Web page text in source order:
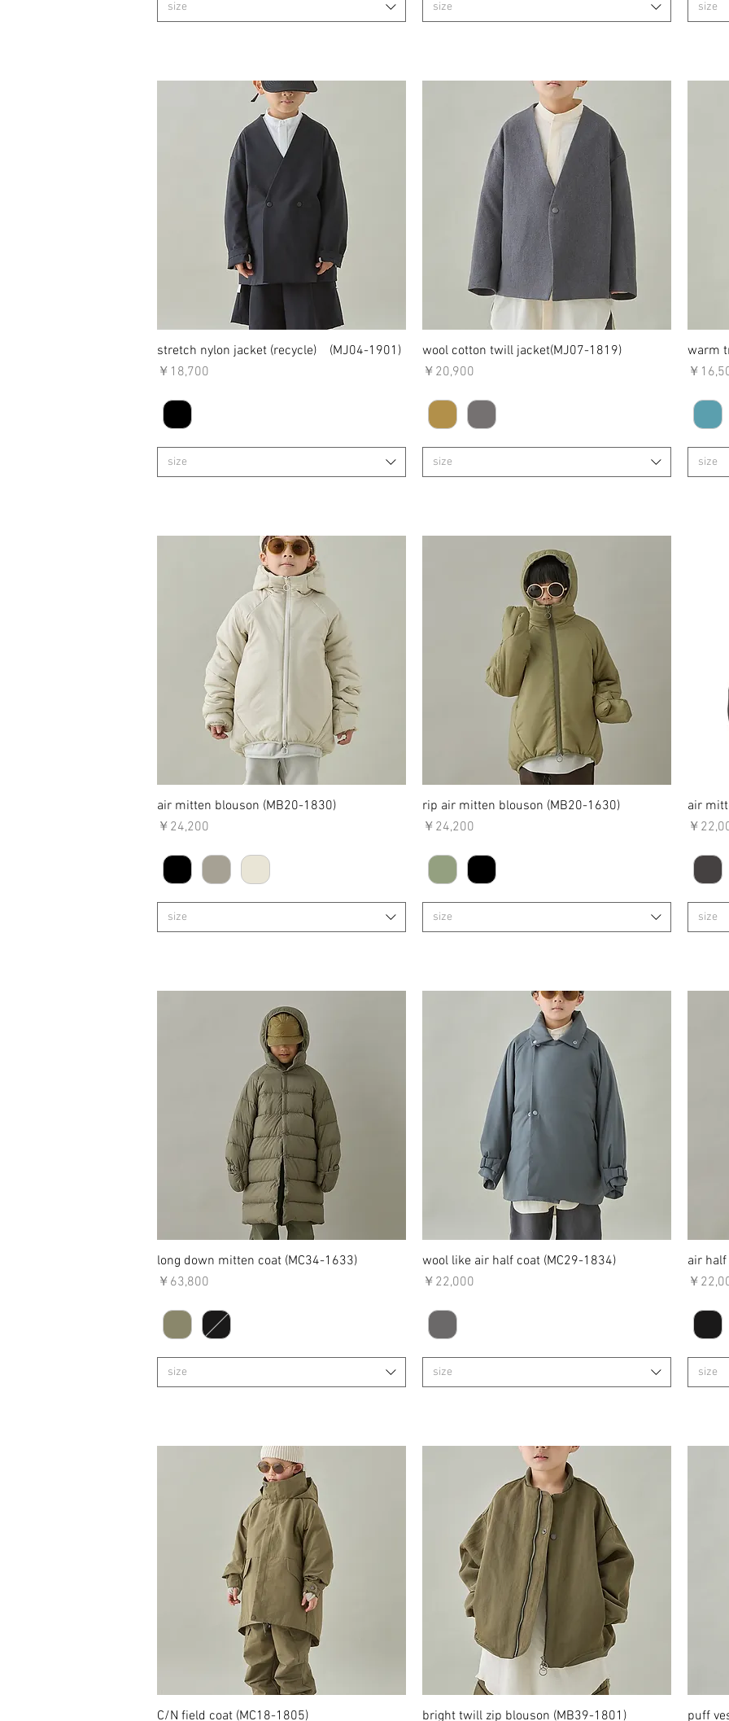
size size size
クイックビュー
stretch nylon jacket (recycle) (MJ04-1901)
価格
￥18,700
size
クイックビュー
wool cotton twill jacket(MJ07-1819)
価格
￥20,900
size
warm
価格
￥
size
クイックビュー
air mitten blouson (MB20-1830)
価格
￥24,200
size
クイックビュー
rip air mitten blouson (MB20-1630)
価格
￥24,200
size
air
価格
￥
size
クイックビュー
long down mitten coat (MC34-1633)
価格
￥63,800
size
クイックビュー
wool like air half coat (MC29-1834)
価格
￥22,000
size
air half
価格
￥
size
クイックビュー
C/N field coat (MC18-1805) クイックビュー
bright twill zip blouson (MB39-1801) puff